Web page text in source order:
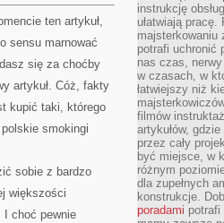
ten artykuł,
sensu marnować
się za choćby
artykuł. Cóż, fakty
kupić taki, którego
smokingi
sobie z bardzo
większości
I choć pewnie
instrukcję
ułatwiają
majsterkowaniu
potrafi uchronić
nas czas,
w czasach, w
łatwiejszy niż
filmów
artykułów,
przez cały
być miejsce, w
różnym
dla zupełnych
konstrukcje.
poradami